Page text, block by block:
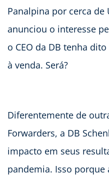
Panalpina por cerca de
anunciou o interesse
o CEO da DB tenha
à venda. Será?
Diferentemente de
Forwarders, a DB
impacto em seus
pandemia. Isso